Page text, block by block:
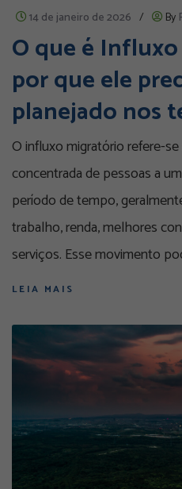
14 de janeiro de 2026 / By
O que é
por que ele
planejado nos
O influxo migratório refere-
concentrada de pessoas a
período de tempo,
trabalho, renda, melhores
serviços. Esse movimento
LEIA MAIS